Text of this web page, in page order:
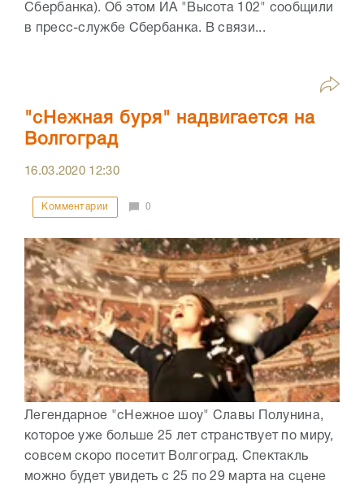
Сбербанка). Об этом ИА "Высота 102" сообщили
в пресс-службе Сбербанка. В связи...
"сНежная буря" надвигается на
Волгоград
16.03.2020 12:30
Комментарии 0
Легендарное "сНежное шоу" Славы Полунина,
которое уже больше 25 лет странствует по миру,
совсем скоро посетит Волгоград. Спектакль
можно будет увидеть с 25 по 29 марта на сцене